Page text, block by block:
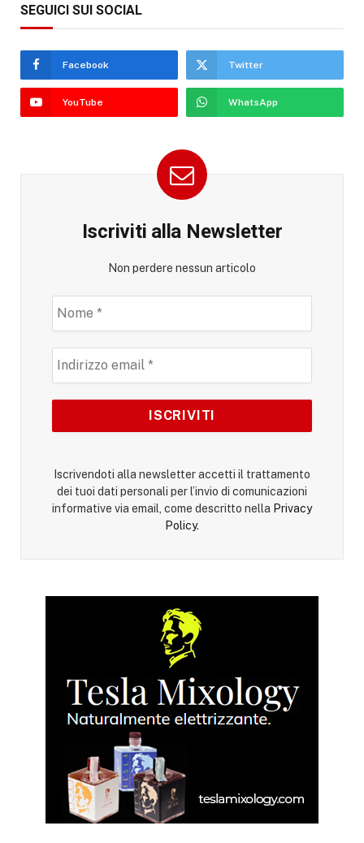
SEGUICI SUI SOCIAL
Facebook Twitter
YouTube WhatsApp
Iscriviti alla Newsletter
Non perdere nessun articolo
Iscrivendoti alla newsletter accetti il trattamento
dei tuoi dati personali per l’invio di comunicazioni
informative via email, come descritto nella Privacy
Policy.